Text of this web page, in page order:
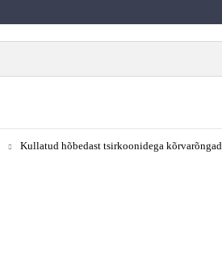
Kullatud hõbedast tsirkoonidega kõrvarõngad